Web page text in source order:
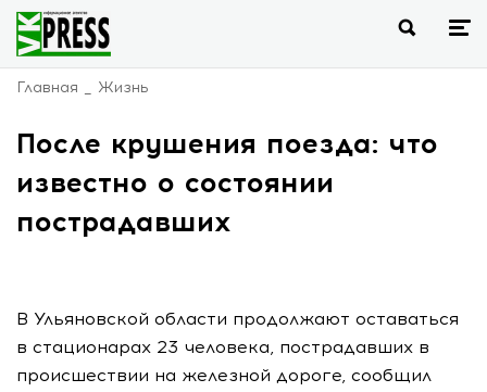
Главная Жизнь
После крушения поезда: что
известно о состоянии
пострадавших
В Ульяновской области продолжают оставаться
в стационарах 23 человека, пострадавших в
происшествии на железной дороге, сообщил